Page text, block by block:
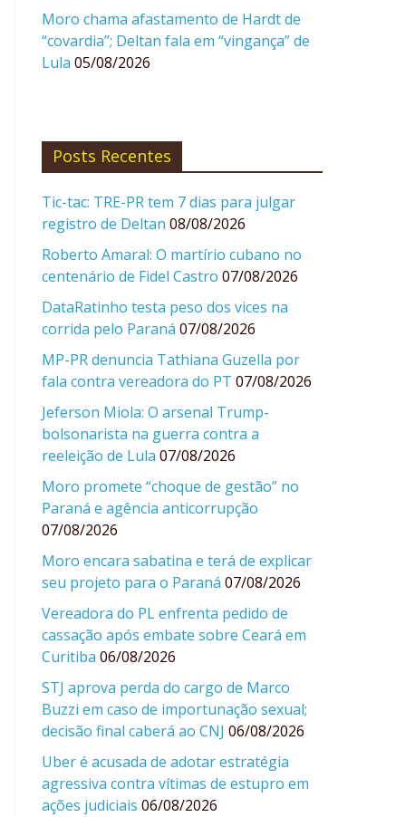
Moro chama afastamento de Hardt de
“covardia”; Deltan fala em “vingança” de
Lula 05/08/2026
Posts Recentes
Tic-tac: TRE-PR tem 7 dias para julgar
registro de Deltan 08/08/2026
Roberto Amaral: O martírio cubano no
centenário de Fidel Castro 07/08/2026
DataRatinho testa peso dos vices na
corrida pelo Paraná 07/08/2026
MP-PR denuncia Tathiana Guzella por
fala contra vereadora do PT 07/08/2026
Jeferson Miola: O arsenal Trump-
bolsonarista na guerra contra a
reeleição de Lula 07/08/2026
Moro promete “choque de gestão” no
Paraná e agência anticorrupção
07/08/2026
Moro encara sabatina e terá de explicar
seu projeto para o Paraná 07/08/2026
Vereadora do PL enfrenta pedido de
cassação após embate sobre Ceará em
Curitiba 06/08/2026
STJ aprova perda do cargo de Marco
Buzzi em caso de importunação sexual;
decisão final caberá ao CNJ 06/08/2026
Uber é acusada de adotar estratégia
agressiva contra vítimas de estupro em
ações judiciais 06/08/2026